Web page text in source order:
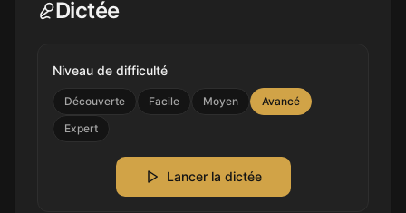
Dictée
Niveau de difficulté
Découverte Facile Moyen
Avancé
Expert
Lancer la dictée